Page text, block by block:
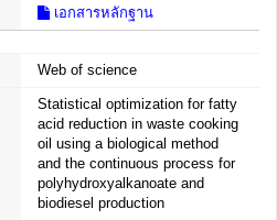
เอกสารหลักฐาน
Web of science
Statistical optimization for fatty
acid reduction in waste cooking
oil using a biological method
and the continuous process for
polyhydroxyalkanoate and
biodiesel production